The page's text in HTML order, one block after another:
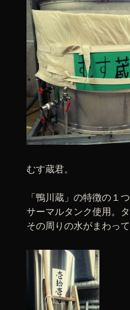
むす蔵君。
「鴨川蔵」の特徴の１
サーマルタンク使用。
その周りの水がまわって